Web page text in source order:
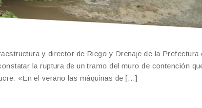
y director de Riego y Drenaje de la Prefectura
la ruptura de un tramo del muro de contención
«En el verano las máquinas de […]